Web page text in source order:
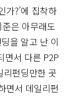
가?’에 집착하
은 아무래도
을 알고 난 이
면서 다른 P2P
리펀딩만한 곳
면서 데일리펀